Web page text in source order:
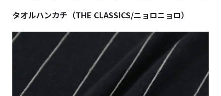
タオルハンカチ（THE CLASSICS/ニョロニョロ）